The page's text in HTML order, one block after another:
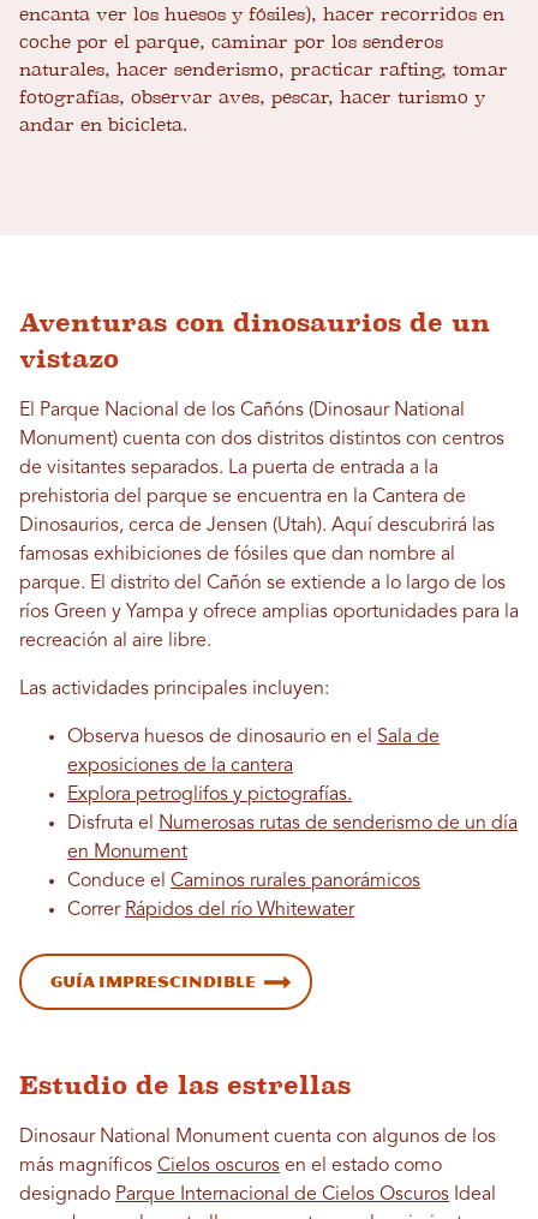
encanta ver los huesos y fósiles), hacer recorridos en
coche por el parque, caminar por los senderos
naturales, hacer senderismo, practicar rafting, tomar
fotografías, observar aves, pescar, hacer turismo y
andar en bicicleta.
Aventuras con dinosaurios de un
vistazo
El Parque Nacional de los Cañóns (Dinosaur National
Monument) cuenta con dos distritos distintos con centros
de visitantes separados. La puerta de entrada a la
prehistoria del parque se encuentra en la Cantera de
Dinosaurios, cerca de Jensen (Utah). Aquí descubrirá las
famosas exhibiciones de fósiles que dan nombre al
parque. El distrito del Cañón se extiende a lo largo de los
ríos Green y Yampa y ofrece amplias oportunidades para la
recreación al aire libre.
Las actividades principales incluyen:
Observa huesos de dinosaurio en el Sala de
exposiciones de la cantera
Explora petroglifos y pictografías.
Disfruta el
Numerosas rutas de senderismo de un día
en Monument
Conduce el Caminos rurales panorámicos
Correr Rápidos del río Whitewater
Guía imprescindible
Estudio de las estrellas
Dinosaur National Monument cuenta con algunos de los
más magníficos Cielos oscuros en el estado como
designado Parque Internacional de Cielos Oscuros Ideal